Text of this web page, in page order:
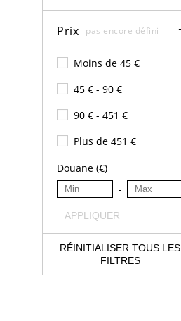
Prix pas encore défini
Moins de 45 €
45 € - 90 €
90 € - 451 €
Plus de 451 €
Douane (€)
-
APPLIQUER
RÉINITIALISER TOUS LES
FILTRES